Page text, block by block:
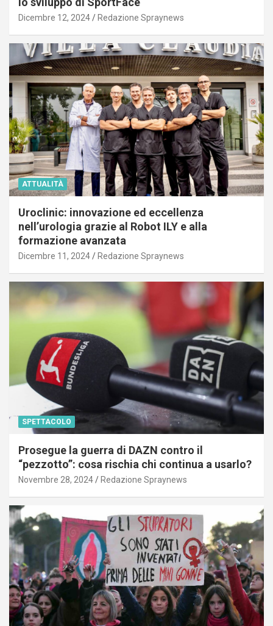
Dicembre 12, 2024 Redazione Spraynews
ATTUALITÀ
Uroclinic: innovazione ed eccellenza
nell’urologia grazie al Robot ILY e alla
formazione avanzata
Dicembre 11, 2024 Redazione Spraynews
SPETTACOLO
Prosegue la guerra di DAZN contro il
“pezzotto”: cosa rischia chi continua a usarlo?
Novembre 28, 2024 Redazione Spraynews